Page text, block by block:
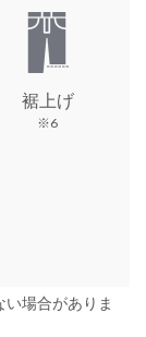
裾上げ
※6
場合がありま